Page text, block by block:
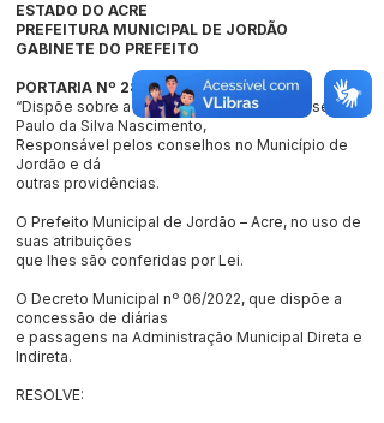
ESTADO DO ACRE
PREFEITURA MUNICIPAL DE JORDÃO
GABINETE DO PREFEITO
PORTARIA Nº 284/2022
“Dispõe sobre a concessão de diárias ao senhor
Paulo da Silva Nascimento,
Responsável pelos conselhos no Município de
Jordão e dá
outras providências.
O Prefeito Municipal de Jordão – Acre, no uso de
suas atribuições
que lhes são conferidas por Lei.
O Decreto Municipal nº 06/2022, que dispõe a
concessão de diárias
e passagens na Administração Municipal Direta e
Indireta.
RESOLVE: